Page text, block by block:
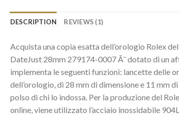
DESCRIPTION REVIEWS (1)
Acquista una copia esatta dell’orologio Rolex
DateJust 28mm 279174-0007 Ã¨ dotato di un
implementa le seguenti funzioni: lancette delle
dell’orologio, di 28 mm di dimensione e 11 mm
polso di chi lo indossa. Per la produzione del
online, viene utilizzato l’acciaio inossidabile